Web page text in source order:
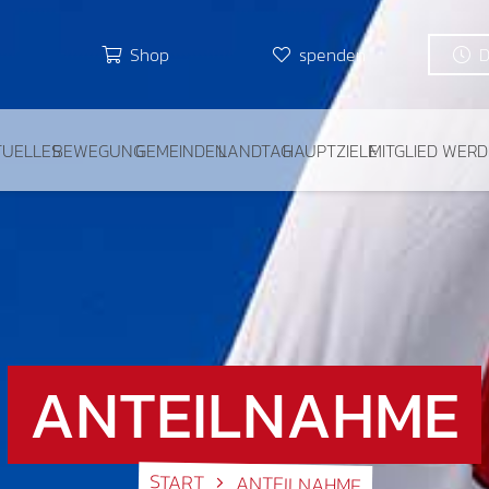
Shop spenden
BEWEGUNGGEMEINDENLANDTAGHAUPTZIELEMITGLIED
ANTEILNAHME
START